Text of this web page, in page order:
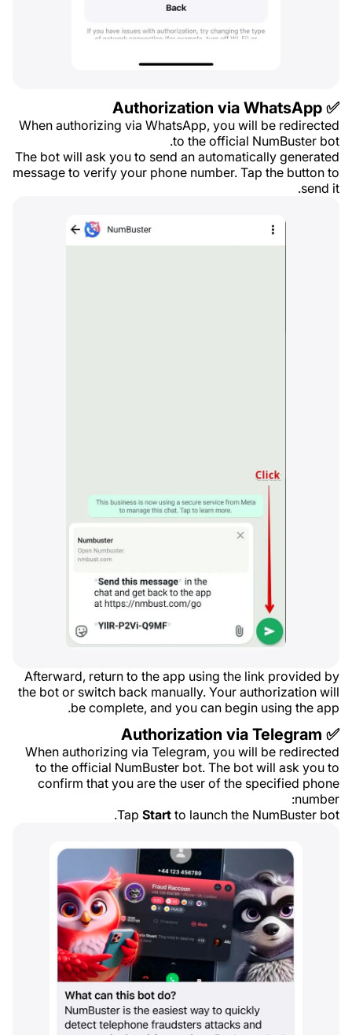
✅ Authorization via WhatsApp
When authorizing via WhatsApp, you will be redirected
to the official NumBuster bot.
The bot will ask you to send an automatically generated
message to verify your phone number. Tap the button to
send it.
Afterward, return to the app using the link provided by
the bot or switch back manually. Your authorization will
be complete, and you can begin using the app.
✅ Authorization via Telegram
When authorizing via Telegram, you will be redirected
to the official NumBuster bot. The bot will ask you to
confirm that you are the user of the specified phone
number:
Tap Start to launch the NumBuster bot.